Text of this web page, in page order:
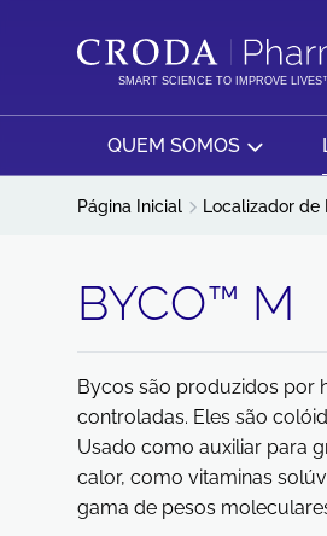
SMART SCIENCE TO IMPROVE
QUEM SOMOS
Página Inicial Localizador de
BYCO™ M
Bycos são produzidos por
controladas. Eles são
Usado como auxiliar para
calor, como vitaminas
gama de pesos